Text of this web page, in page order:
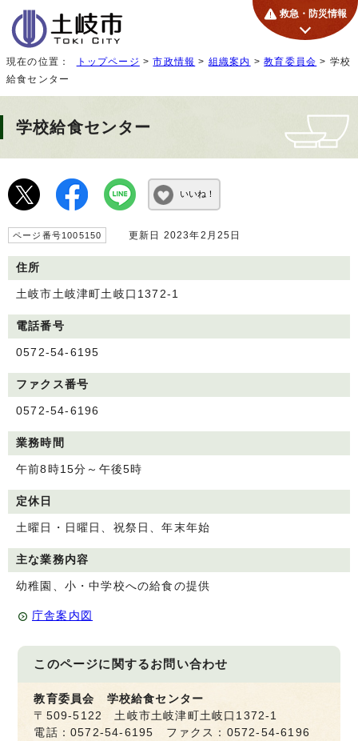
救急・防災情報
現在の位置： トップページ >市政情報 > 組織案内 >教育委員会 > 学校
給食センター
学校給食センター
いいね！
ページ番号1005150 更新日 2023年2月25日
住所
土岐市土岐津町土岐口1372-1
電話番号
0572-54-6195
ファクス番号
0572-54-6196
業務時間
午前8時15分～午後5時
定休日
土曜日・日曜日、祝祭日、年末年始
主な業務内容
幼稚園、小・中学校への給食の提供
庁舎案内図
このページに関するお問い合わせ
教育委員会 学校給食センター
〒509-5122 土岐市土岐津町土岐口1372-1
電話：0572-54-6195 ファクス：0572-54-6196